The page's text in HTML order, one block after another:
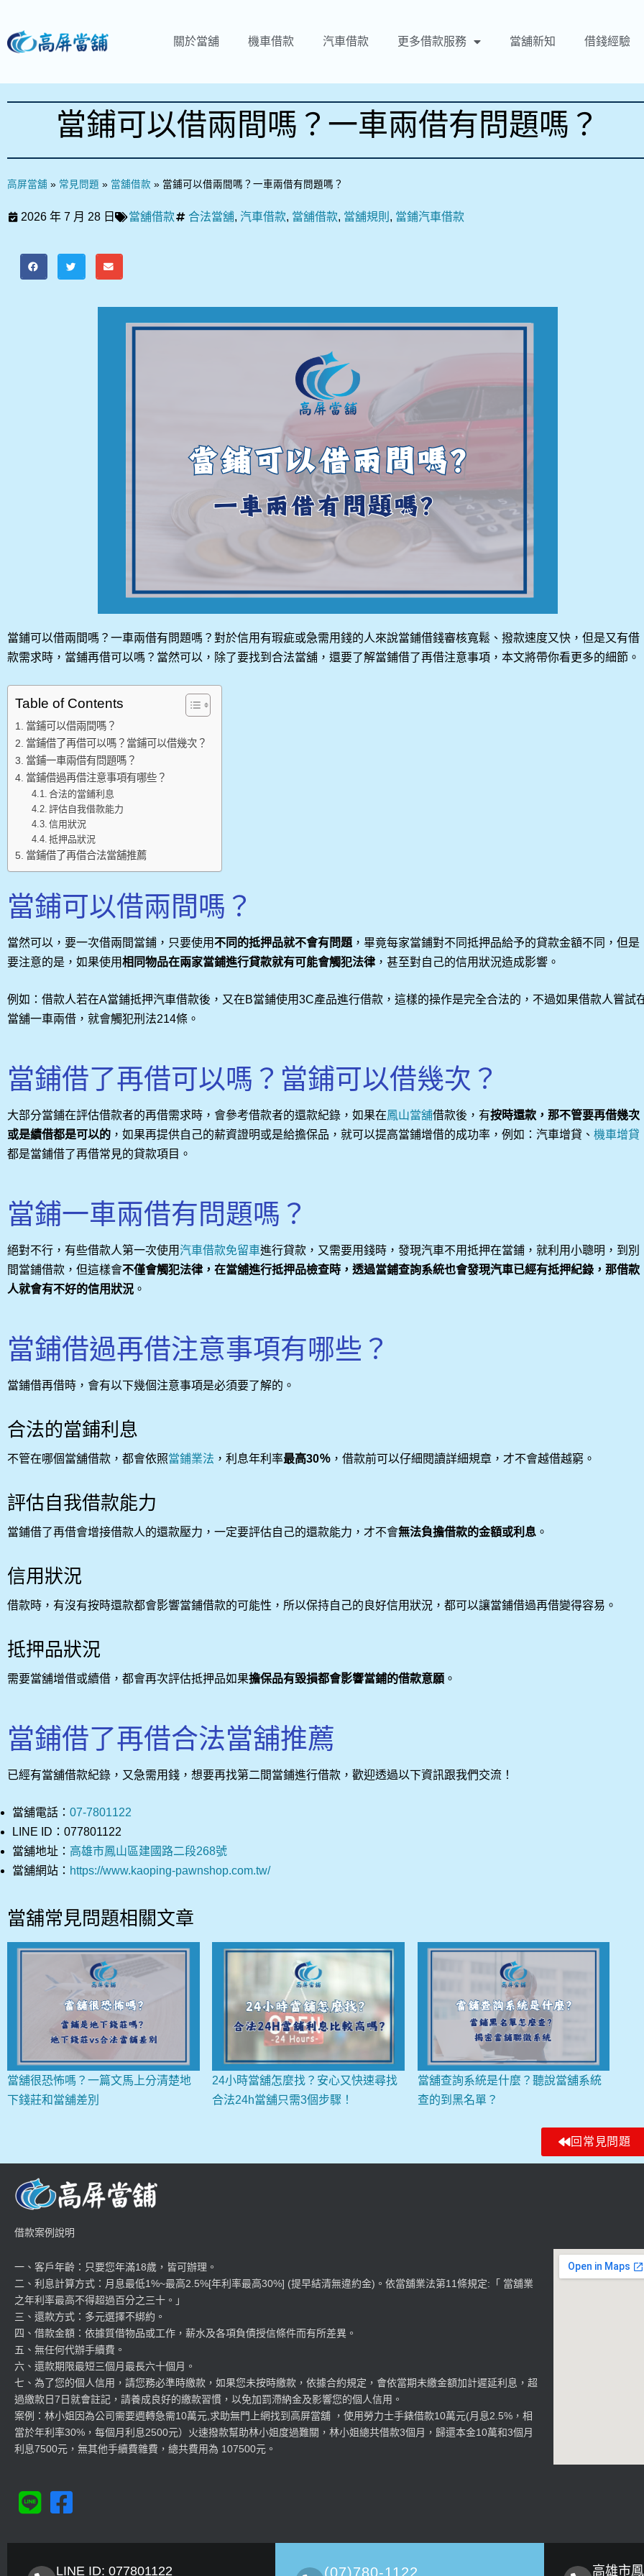
關於當舖 機車借款 汽車借款 更多借款服務 當舖新知 借錢經驗
當鋪可以借兩間嗎？一車兩借有問題嗎？
高屏當舖 » 常見問題 » 當舖借款 » 當鋪可以借兩間嗎？一車兩借有問題嗎？
2026 年 7 月 28 日 當舖借款 合法當舖, 汽車借款, 當舖借款, 當舖規則 , 當鋪汽車借款
當鋪可以借兩間嗎？一車兩借有問題嗎？對於信用有瑕疵或急需用錢的人來說當鋪借錢審核寬鬆、撥款速度又快，但是又有借
款需求時，當鋪再借可以嗎？當然可以，除了要找到合法當舖，還要了解當鋪借了再借注意事項，本文將帶你看更多的細節。
Table of Contents
當鋪可以借兩間嗎？
當鋪借了再借可以嗎？當鋪可以借幾次？
當鋪一車兩借有問題嗎？
當鋪借過再借注意事項有哪些？
合法的當鋪利息
評估自我借款能力
信用狀況
抵押品狀況
當鋪借了再借合法當舖推薦
當鋪可以借兩間嗎？
當然可以，要一次借兩間當鋪，只要使用不同的抵押品就不會有問題 ，畢竟每家當鋪對不同抵押品給予的貸款金額不同，但是
要注意的是，如果使用相同物品在兩家當鋪進行貸款就有可能會觸犯法律 ，甚至對自己的信用狀況造成影響。
例如：借款人若在A當鋪抵押汽車借款後，又在B當鋪使用3C產品進行借款，這樣的操作是完全合法的，不過如果借款人嘗試
當舖一車兩借，就會觸犯刑法214條。
當鋪借了再借可以嗎？當鋪可以借幾次？
大部分當鋪在評估借款者的再借需求時，會參考借款者的還款紀錄，如果在鳳山當舖借款後，有按時還款，那不管要再借幾次
或是續借都是可以的 ，如果再提供自己的薪資證明或是給擔保品，就可以提高當鋪增借的成功率，例如：汽車增貸、 機車增貸
都是當鋪借了再借常見的貸款項目。
當鋪一車兩借有問題嗎？
絕對不行，有些借款人第一次使用汽車借款免留車進行貸款，又需要用錢時，發現汽車不用抵押在當鋪，就利用小聰明，到別
間當鋪借款，但這樣會不僅會觸犯法律，在當舖進行抵押品檢查時，透過當鋪查詢系統也會發現汽車已經有抵押紀錄，那借款
人就會有不好的信用狀況 。
當鋪借過再借注意事項有哪些？
當鋪借再借時，會有以下幾個注意事項是必須要了解的。
合法的當鋪利息
不管在哪個當舖借款，都會依照當鋪業法 ，利息年利率最高30％ ，借款前可以仔細閱讀詳細規章，才不會越借越窮。
評估自我借款能力
當鋪借了再借會增接借款人的還款壓力，一定要評估自己的還款能力，才不會無法負擔借款的金額或利息 。
信用狀況
借款時，有沒有按時還款都會影響當鋪借款的可能性，所以保持自己的良好信用狀況，都可以讓當鋪借過再借變得容易。
抵押品狀況
需要當舖增借或續借，都會再次評估抵押品如果擔保品有毀損都會影響當鋪的借款意願 。
當鋪借了再借合法當舖推薦
已經有當舖借款紀錄，又急需用錢，想要再找第二間當鋪進行借款，歡迎透過以下資訊跟我們交流！
當舖電話： 07-7801122
LINE ID：077801122
當舖地址： 高雄市鳳山區建國路二段268號
當舖網站： https://www.kaoping-pawnshop.com.tw/
當舖常見問題相關文章
當舖很恐怖嗎？一篇文馬上分清楚地
下錢莊和當舖差別
24小時當舖怎麼找？安心又快速尋找
合法24h當舖只需3個步驟！
當舖查詢系統是什麼？聽說當舖系統
查的到黑名單？
回常見問題
借款案例說明
一、客戶年齡：只要您年滿18歲，皆可辦理。
二、利息計算方式：月息最低1%~最高2.5%[年利率最高30%] (提早結清無違約金)。依當舖業法第11條規定:「 當舖業
之年利率最高不得超過百分之三十。」
三、還款方式：多元選擇不綁約。
四、借款金額：依據質借物品或工作，薪水及各項負債授信條件而有所差異。
五、無任何代辦手續費。
六、還款期限最短三個月最長六十個月。
七、為了您的個人信用，請您務必準時繳款，如果您未按時繳款，依據合約規定，會依當期未繳金額加計遲延利息，超
過繳款日7日就會註記，請養成良好的繳款習慣，以免加罰滯納金及影響您的個人信用。
案例：林小姐因為公司需要週轉急需10萬元,求助無門上網找到高屏當舖 ，使用勞力士手錶借款10萬元(月息2.5%，相
當於年利率30%，每個月利息2500元）火速撥款幫助林小姐度過難關，林小姐總共借款3個月，歸還本金10萬和3個月
利息7500元，無其他手續費雜費，總共費用為 107500元。
LINE ID: 077801122 (07)780-1122 高雄市